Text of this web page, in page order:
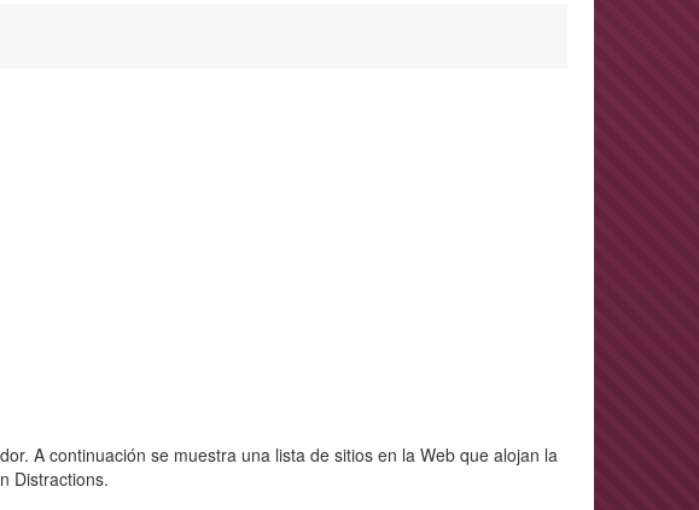
A continuación se muestra una lista de sitios en la Web que alojan la
Distractions.